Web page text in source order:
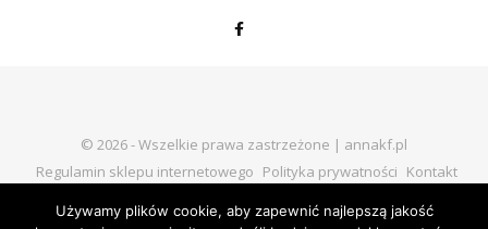
© 2026 - Wszelkie prawa zastrzeżone | annakf.pl
Regulamin sklepu internetowego Polityka prywatności Kontakt
Używamy plików cookie, aby zapewnić najlepszą jakość